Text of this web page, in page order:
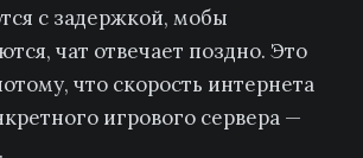
с задержкой, мобы
чат отвечает поздно. Это
что скорость интернета
игрового сервера —